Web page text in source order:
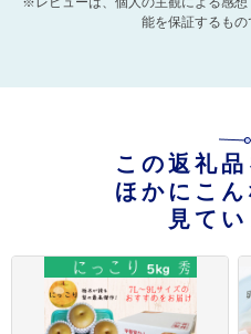
能を保証するもの
この返礼
ほかにこ
見てい